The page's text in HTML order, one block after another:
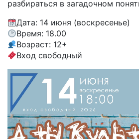
разбираться в загадочном
Дата: 14 июня (воскресенье)
Время: 18.00
Возраст: 12+
Вход свободный